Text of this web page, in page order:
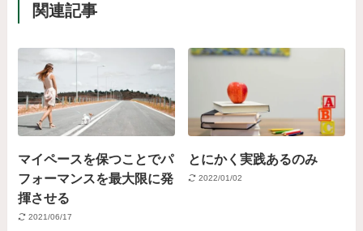
関連記事
マイペースを保つことでパ
フォーマンスを最大限に発
揮させる
2021/06/17
とにかく実践あるのみ
2022/01/02